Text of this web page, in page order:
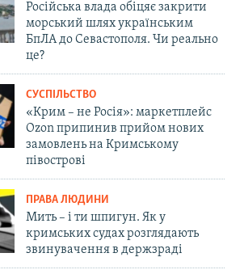
Російська влада обіцяє закрити
морський шлях українським
БпЛА до Севастополя. Чи реально
це?
СУСПІЛЬСТВО
«Крим – не Росія»: маркетплейс
Ozon припинив прийом нових
замовлень на Кримському
півострові
ПРАВА ЛЮДИНИ
Мить – і ти шпигун. Як у
кримських судах розглядають
звинувачення в держзраді